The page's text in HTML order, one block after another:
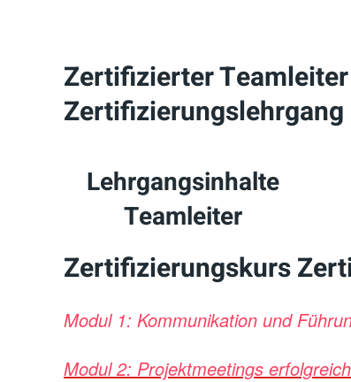
Zertifizierter
Zertifizierungslehrgang
Lehrgangsinhalte
Teamleiter
Zertifizierungskurs
Modul 1: Kommunikation und
Modul 2: Projektmeetings